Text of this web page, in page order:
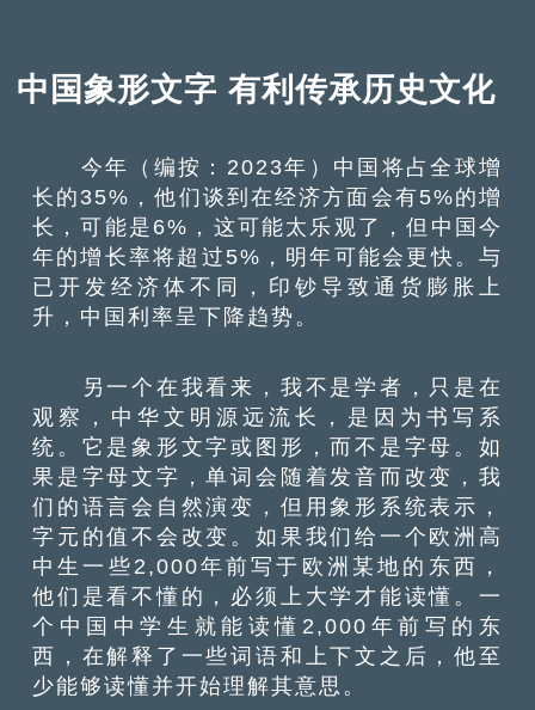
中国象形文字 有利传承历史文化
今年（编按：2023年）中国将占全球增
长的35%，他们谈到在经济方面会有5%的增
长，可能是6%，这可能太乐观了，但中国今
年的增长率将超过5%，明年可能会更快。与
已开发经济体不同，印钞导致通货膨胀上
升，中国利率呈下降趋势。
另一个在我看来，我不是学者，只是在
观察，中华文明源远流长，是因为书写系
统。它是象形文字或图形，而不是字母。如
果是字母文字，单词会随着发音而改变，我
们的语言会自然演变，但用象形系统表示，
字元的值不会改变。如果我们给一个欧洲高
中生一些2,000年前写于欧洲某地的东西，
他们是看不懂的，必须上大学才能读懂。一
个中国中学生就能读懂2,000年前写的东
西，在解释了一些词语和上下文之后，他至
少能够读懂并开始理解其意思。